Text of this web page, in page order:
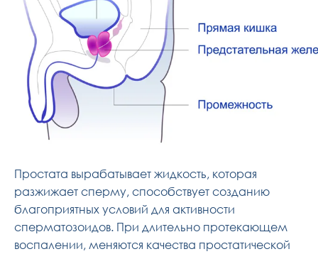
Простата вырабатывает жидкость, которая
разжижает сперму, способствует созданию
благоприятных условий для активности
сперматозоидов. При длительно протекающем
воспалении, меняются качества простатической